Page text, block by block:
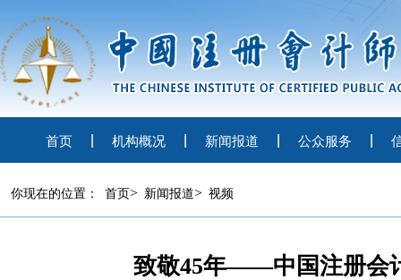
首页 机构概况 新闻报道 公众服务
你现在的位置： 首页> 新闻报道> 视频
致敬45年——中国注册会